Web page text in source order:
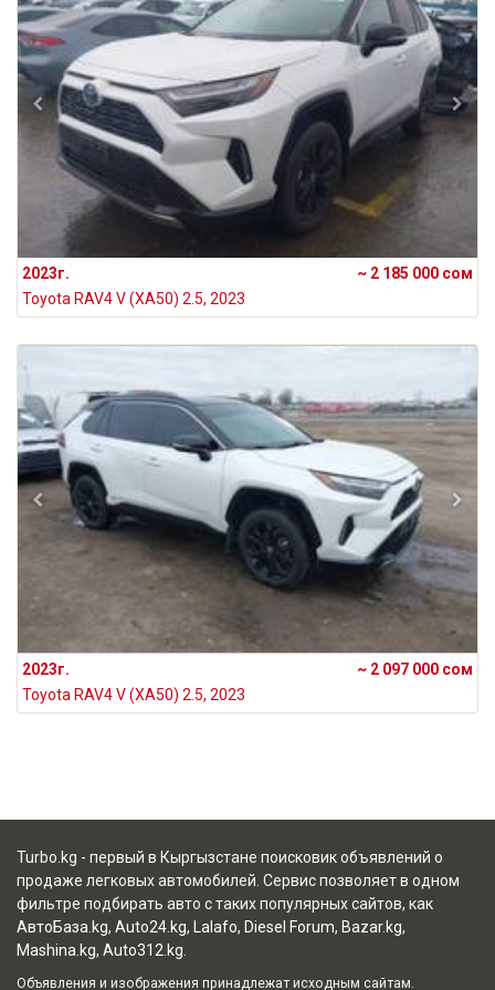
2023г.
~ 2 185 000 сом
Toyota RAV4 V (XA50) 2.5, 2023
2023г.
~ 2 097 000 сом
Toyota RAV4 V (XA50) 2.5, 2023
Turbo.kg - первый в Кыргызстане поисковик объявлений о
продаже легковых автомобилей. Сервис позволяет в одном
фильтре подбирать авто с таких популярных сайтов, как
АвтоБаза.kg, Auto24.kg, Lalafo, Diesel Forum, Bazar.kg,
Mashina.kg, Auto312.kg
Объявления и изображения принадлежат исходным сайтам.